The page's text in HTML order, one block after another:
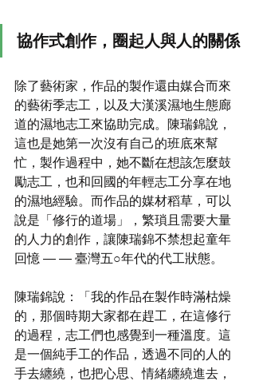
協作式創作，圈起人與人的關係
除了藝術家，作品的製作還由媒合而來
的藝術季志工，以及大漢溪濕地生態廊
道的濕地志工來協助完成。陳瑞錦說，
這也是她第一次沒有自己的班底來幫
忙，製作過程中，她不斷在想該怎麼鼓
勵志工，也和回國的年輕志工分享在地
的濕地經驗。而作品的媒材稻草，可以
說是「修行的道場」，繁瑣且需要大量
的人力的創作，讓陳瑞錦不禁想起童年
回憶 — — 臺灣五○年代的代工狀態。
陳瑞錦說：「我的作品在製作時滿枯燥
的，那個時期大家都在趕工，在這修行
的過程，志工們也感覺到一種溫度。這
是一個純手工的作品，透過不同的人的
手去纏繞，也把心思、情緒纏繞進去，